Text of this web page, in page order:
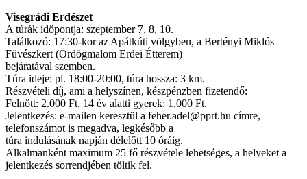
Visegrádi Erdészet
A túrák időpontja: szeptember 7, 8, 10.
Találkozó: 17:30-kor az Apátkúti völgyben, a Bertényi Miklós
Füvészkert (Ördögmalom Erdei Étterem)
bejáratával szemben.
Túra ideje: pl. 18:00-20:00, túra hossza: 3 km.
Részvételi díj, ami a helyszínen, készpénzben fizetendő:
Felnőtt: 2.000 Ft, 14 év alatti gyerek: 1.000 Ft.
Jelentkezés: e-mailen keresztül a feher.adel@pprt.hu címre,
telefonszámot is megadva, legkésőbb a
túra indulásának napján délelőtt 10 óráig.
Alkalmanként maximum 25 fő részvétele lehetséges, a helyeket a
jelentkezés sorrendjében töltik fel.